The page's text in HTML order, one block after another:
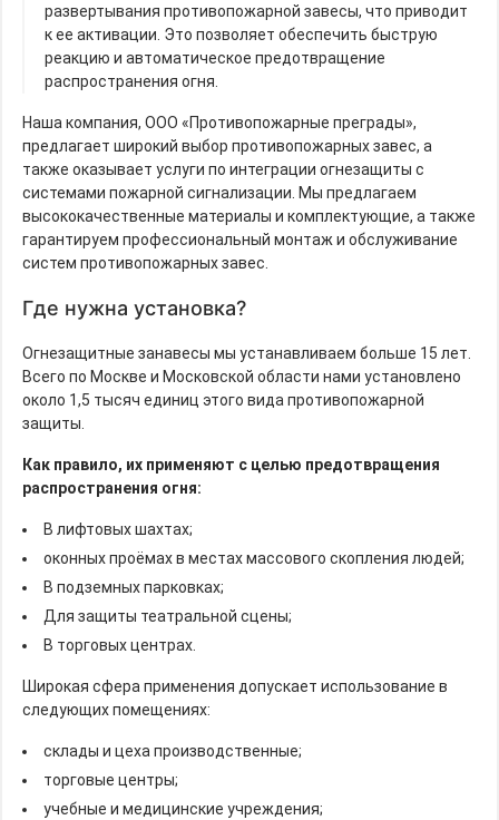
развертывания противопожарной завесы, что приводит
к ее активации. Это позволяет обеспечить быструю
реакцию и автоматическое предотвращение
распространения огня.
Наша компания, ООО «Противопожарные преграды»,
предлагает широкий выбор противопожарных завес, а
также оказывает услуги по интеграции огнезащиты с
системами пожарной сигнализации. Мы предлагаем
высококачественные материалы и комплектующие, а также
гарантируем профессиональный монтаж и обслуживание
систем противопожарных завес.
Где нужна установка?
Огнезащитные занавесы мы устанавливаем больше 15 лет.
Всего по Москве и Московской области нами установлено
около 1,5 тысяч единиц этого вида противопожарной
защиты.
Как правило, их применяют с целью предотвращения
распространения огня:
В лифтовых шахтах;
оконных проёмах в местах массового скопления людей;
В подземных парковках;
Для защиты театральной сцены;
В торговых центрах.
Широкая сфера применения допускает использование в
следующих помещениях:
склады и цеха производственные;
торговые центры;
учебные и медицинские учреждения;